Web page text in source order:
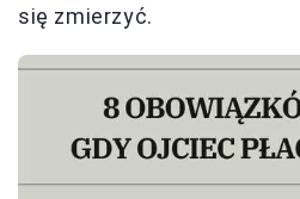
się zmierzyć.